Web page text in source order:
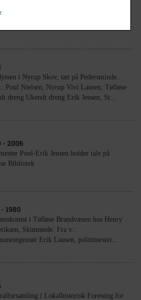
Forening for Tølløse Egnen.
i Nyrup Skov, tæt på Pedersminde.
Poul Nielsen, Nyrup Vivi Lausen, Tølløse
dreng Ukendt dreng Erik Jensen, St...
- 2006
Poul-Erik Jensen holder tale på
Bibliotek
- 1980
i Tølløse Brandvæsen hos Henry
Skimmede. Fra v.:
Erik Lausen, politimester...
i Lokalhistorisk Forening for